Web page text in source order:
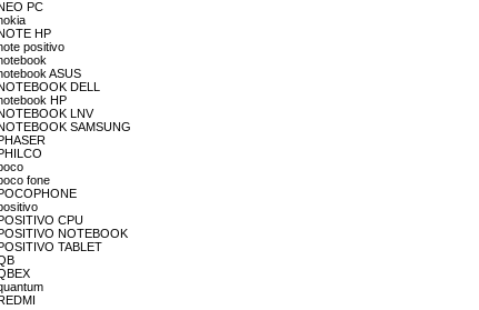
PC
HP
positivo
ASUS
DELL
HP
LNV
SAMSUNG
fone
CPU
NOTEBOOK
TABLET